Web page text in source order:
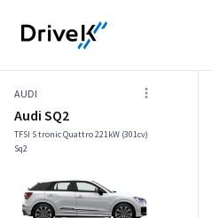
AUDI
Audi SQ2
TFSI S tronic Quattro 221kW (301cv)
Sq2